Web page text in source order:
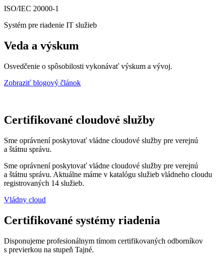
ISO/IEC 20000-1
Systém pre riadenie IT služieb
Veda a výskum
Osvedčenie o spôsobilosti vykonávať výskum a vývoj.
Zobraziť blogový článok
Certifikované cloudové služby
Sme oprávnení poskytovať vládne cloudové služby pre verejnú
a štátnu správu.
Sme oprávnení poskytovať vládne cloudové služby pre verejnú
a štátnu správu. Aktuálne máme v katalógu služieb vládneho cloudu
registrovaných 14 služieb.
Vládny cloud
Certifikované systémy riadenia
Disponujeme profesionálnym tímom certifikovaných odborníkov
s previerkou na stupeň Tajné.